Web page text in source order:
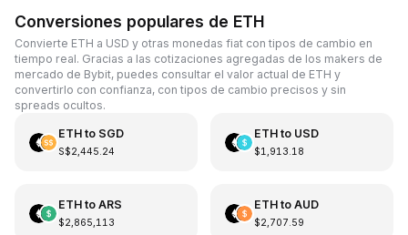
Conversiones populares de ETH
Convierte ETH a USD y otras monedas fiat con tipos de cambio en
tiempo real. Gracias a las cotizaciones agregadas de los makers de
mercado de Bybit, puedes consultar el valor actual de ETH y
convertirlo con confianza, con tipos de cambio precisos y sin
spreads ocultos.
ETHto SGD
S$2,445.24
ETHto USD
$1,913.18
ETHto ARS
$2,865,113
ETHto AUD
$2,707.59